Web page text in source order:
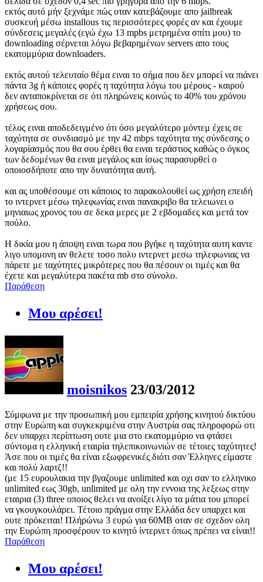
εκτός αυτό μήν ξεχνάμε πώς οταν κατεβάζουμε απο jailbreak
συσκευή μέσω installous τις περισσότερες φορές αν και έχουμε
σύνδεσεις μεγαλές (εγώ έχω 13 mpbs μετρημένα σπίτι μου) το
downloading σέρνεται λόγω βεβαρημένων servers απο τους
εκατομμύρια downloaders.
εκτός αυτού τελευταίο θέμα ειναι το σήμα που δεν μπορεί να πιάνει
πάντα 3g ή κάποιες φορές η ταχύτητα λόγω του μέρους - καιρού
δεν ανταποκρίνεται σε ότι πληρώνεις κοινώς το 40% του χρόνου
χρήσεως σου.
τέλος ειναι αποδεδειγμένο ότι όσο μεγαλύτερο μόντεμ έχεις σε
ταχύτητα σε συνδιασμό με την 42 mbps ταχύτητα της σύνδεσης ο
λογαρίασμός που θα σου έρθει θα ειναι τεράστιος καθώς ο όγκος
των δεδομένων θα ειναι μεγάλος και ίσως παρασυρθεί ο
οποιοσδήποτε απο την δυνατότητα αυτή.
και ας υποθέσουμε οτι κάποιος το παρακολουθεί ως χρήση επειδή
το ιντερνετ μέσω τηλεφωνίας ειναι πανακριβο θα τελειωνει ο
μηνιαιως χρονος του σε δεκα μερες με 2 εβδομαδες και μετά τον
πούλο.
Η δικία μου η άποψη ειναι τωρα που βγήκε η ταχύτητα αυτη καντε
λιγο υπομονη αν θελετε τοσο πολυ ιντερνετ μεσω τηλεφωνιας να
πάρετε με ταχύτητες μικρότερες που θα πέσουν οι τιμές και θα
έχετε και μεγαλύτερα πακέτα mb στο σύνολο.
Παράθεση
Μου αρέσει!
moisnikos 23/03/2012
Σύμφωνα με την προσωπική μου εμπειρία χρήσης κινητού δικτύου
στην Ευρώπη και συγκεκριμένα στην Αυστρία σας πληροφορώ οτι
δεν υπαρχει περίπτωση ουτε μια στο εκατομμύριο να φτάσει
σύντομα η ελληνική εταιρία τηλεπικοινωνιών σε τέτοιες ταχύτητες!
Άσε που οι τιμές θα είναι εξωφρενικές διότι σαν Έλληνες είμαστε
και πολύ λαρτζ!!
(με 15 ευρουλακια την βγαζουμε unlimited και οχι σαν το ελληνικο
unlimited εως 30gb, unlimited με ολη την εννοια της λεξεως στην
εταιρια (3) three οποιος θελει να ανοίξει λίγο τα μάτια του μπορεί
να γκουγκουλάρει. Τέτοιο πράγμα στην Ελλάδα δεν υπαρχει και
ουτε πρόκειται! Πλήρώνω 3 ευρώ για 60MB οταν σε σχεδον ολη
την Ευρώπη προσφέρουν το κινητό ίντερνετ όπως πρέπει να είναι!!
Παράθεση
Μου αρέσει!